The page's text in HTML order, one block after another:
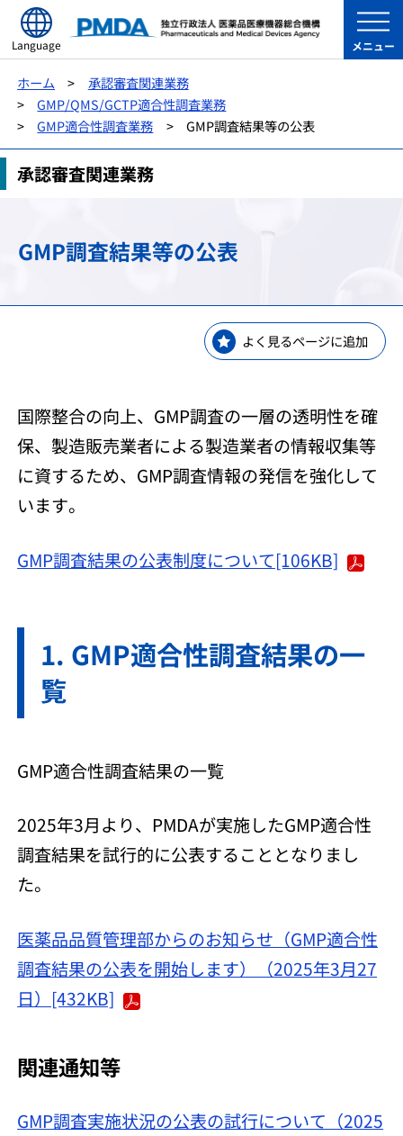
Language メニュー
ホーム
承認審査関連業務
GMP/QMS/GCTP適合性調査業務
GMP適合性調査業務
GMP調査結果等の公表
承認審査関連業務
GMP調査結果等の公表
よく見るページに追加
国際整合の向上、GMP調査の一層の透明性を確
保、製造販売業者による製造業者の情報収集等
に資するため、GMP調査情報の発信を強化して
います。
GMP調査結果の公表制度について[106KB]
GMP適合性調査結果の一
覧
GMP適合性調査結果の一覧
2025年3月より、PMDAが実施したGMP適合性
調査結果を試行的に公表することとなりまし
た。
医薬品品質管理部からのお知らせ（GMP適合性
調査結果の公表を開始します）（2025年3月27
日）[432KB]
関連通知等
GMP調査実施状況の公表の試行について（2025